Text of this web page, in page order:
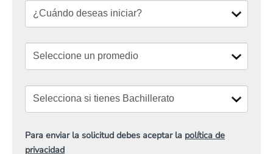
Para enviar la solicitud debes aceptar la política de
privacidad